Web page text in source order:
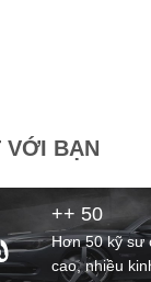
VỚI BẠN
++ 50
Hơn 50 kỹ sư
cao, nhiều